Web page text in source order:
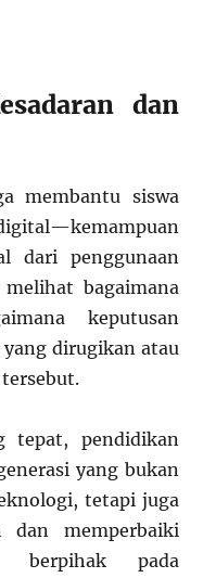
dan
membantu siswa
dari penggunaan
bagaimana
keputusan
dirugikan atau
tepat, pendidikan
yang bukan
tetapi juga
dan memperbaiki
berpihak pada